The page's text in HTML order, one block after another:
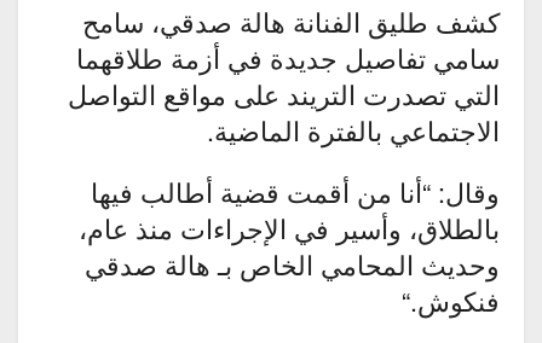
كشف طليق الفنانة هالة صدقي، سامح
سامي تفاصيل جديدة في أزمة طلاقهما
التي تصدرت التريند على مواقع التواصل
الاجتماعي بالفترة الماضية.
وقال: “أنا من أقمت قضية أطالب فيها
بالطلاق، وأسير في الإجراءات منذ عام،
وحديث المحامي الخاص بـ هالة صدقي
فنكوش“.